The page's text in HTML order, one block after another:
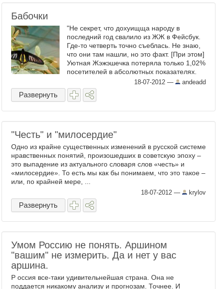
Бабочки
"Не секрет, что дохуищща народу в
последний год свалило из ЖЖ в Фейсбук.
Где-то четверть точно съеблась. Не знаю,
что они там нашли, но это факт. [При этом]
Уютная Жэжэшечка потеряла только 1,02%
посетителей в абсолютных показателях.
18-07-2012 — andeadd
Развернуть
"Честь" и "милосердие"
Одно из крайне существенных изменений в русской системе
нравственных понятий, произошедших в советскую эпоху –
это выпадение из актуального словаря слов «честь» и
«милосердие». То есть мы как бы понимаем, что это такое –
или, по крайней мере, ...
18-07-2012 — krylov
Развернуть
Умом Россию не понять. Аршином
"вашим" не измерить. Да и нет у вас
аршина.
Р оссия все-таки удивительнейшая страна. Она не
поддается никакому анализу и прогнозам. Точнее. И